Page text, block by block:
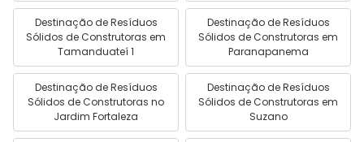
Destinação de Resíduos
Sólidos de Construtoras em
Tamanduateí 1
Destinação de Resíduos
Sólidos de Construtoras em
Paranapanema
Destinação de Resíduos
Sólidos de Construtoras no
Jardim Fortaleza
Destinação de Resíduos
Sólidos de Construtoras em
Suzano